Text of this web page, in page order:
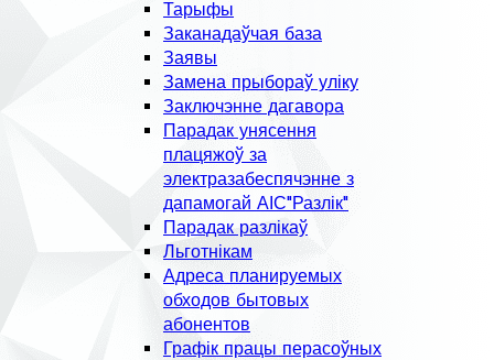
Тарыфы
Заканадаўчая база
Заявы
Замена прыбораў уліку
Заключэнне дагавора
Парадак унясення
плацяжоў за
электразабеспячэнне з
дапамогай АІС"Разлік"
Парадак разлікаў
Льготнікам
Адреса планируемых
обходов бытовых
абонентов
Графік працы перасоўных